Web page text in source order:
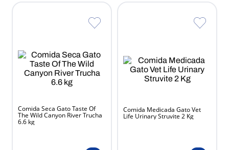
Petite Magic
Paracanis
Nutrapet systems
Multicat
Meloxic
Comida Seca Gato Taste Of
The Wild Canyon River Trucha
6.6 kg
Comida Medicada Gato Vet
Life Urinary Struvite 2 Kg